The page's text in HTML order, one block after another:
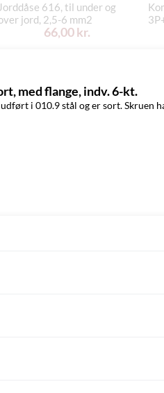
Jorddåse 616, til under og
jord, 2,5-6 mm2
66,00 kr.
med flange, indv. 6-kt.
i 010.9 stål og er sort. Skruen